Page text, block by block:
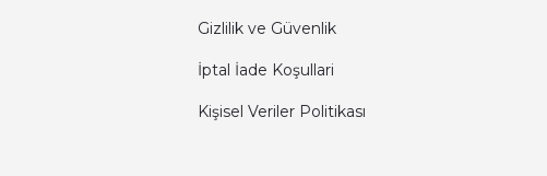
Gizlilik ve Güvenlik
İptal İade Koşullari
Kişisel Veriler Politikası